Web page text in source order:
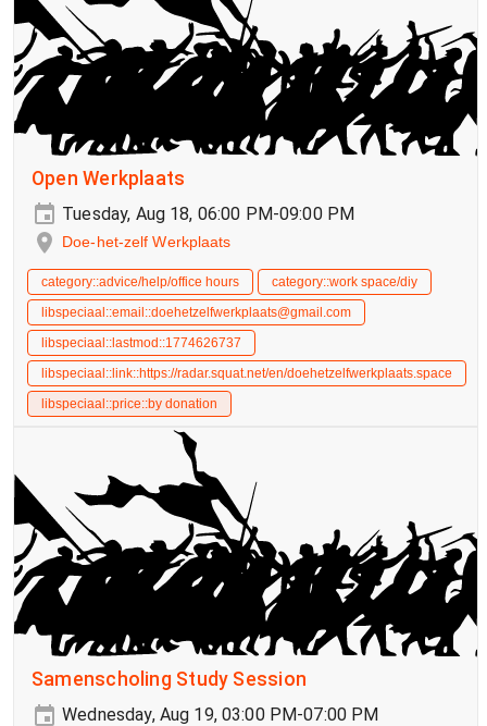
Open Werkplaats
Tuesday, Aug 18, 06:00 PM-09:00 PM
Doe-het-zelf Werkplaats
category::advice/help/office hours
category::work space/diy
libspeciaal::email::doehetzelfwerkplaats@gmail.com
libspeciaal::lastmod::1774626737
libspeciaal::link::https://radar.squat.net/en/doehetzelfwerkplaats.space
libspeciaal::price::by donation
Samenscholing Study Session
Wednesday, Aug 19, 03:00 PM-07:00 PM